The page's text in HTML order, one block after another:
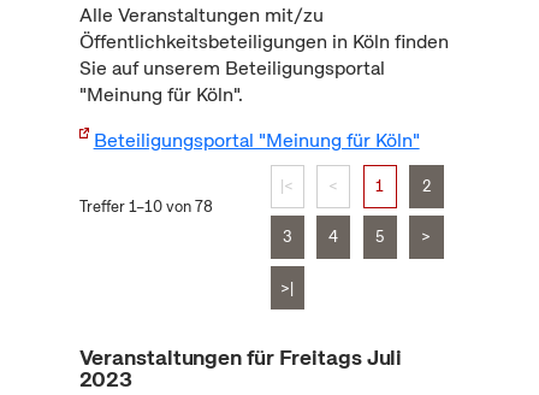
Alle Veranstaltungen mit/zu
Öffentlichkeitsbeteiligungen in Köln finden
Sie auf unserem Beteiligungsportal
"Meinung für Köln".
Beteiligungsportal "Meinung für Köln"
Treffer 1–10 von 78
|< < 1 2
3 4 5 >
>|
Veranstaltungen für Freitags Juli
2023